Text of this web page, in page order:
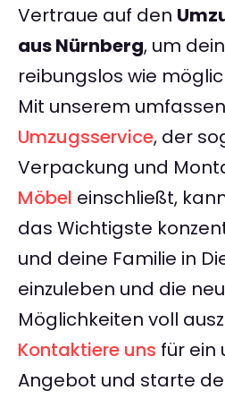
Vertraue auf den
aus Nürnberg, um
reibungslos wie
Mit unserem
Umzugsservice, der
Verpackung und
Möbel einschließt,
das Wichtigste
und deine Familie in
einzuleben und die
Möglichkeiten voll
Kontaktiere uns für ein
Angebot und starte